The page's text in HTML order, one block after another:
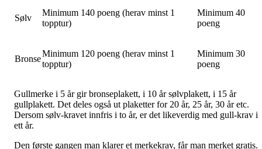
Sølv
Minimum 140 poeng (herav minst 1
topptur)
Minimum 40
poeng
Bronse
Minimum 120 poeng (herav minst 1
topptur)
Minimum 30
poeng
Gullmerke i 5 år gir bronseplakett, i 10 år sølvplakett, i 15 år
gullplakett. Det deles også ut plaketter for 20 år, 25 år, 30 år etc.
Dersom sølv-kravet innfris i to år, er det likeverdig med gull-krav i
ett år.
Den første gangen man klarer et merkekrav, får man merket gratis.